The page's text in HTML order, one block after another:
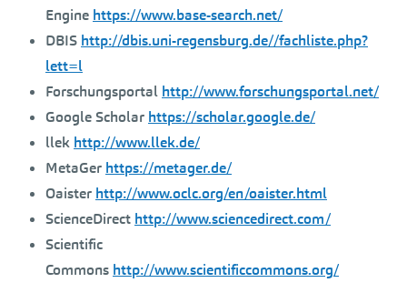
Engine https://www.base-search.net/
DBIS http://dbis.uni-regensburg.de//fachliste.php?
lett=l
Forschungsportal http://www.forschungsportal.net/
Google Scholar https://scholar.google.de/
llek http://www.llek.de/
MetaGer https://metager.de/
Oaister http://www.oclc.org/en/oaister.html
ScienceDirect http://www.sciencedirect.com/
Scientific
Commons http://www.scientificcommons.org/